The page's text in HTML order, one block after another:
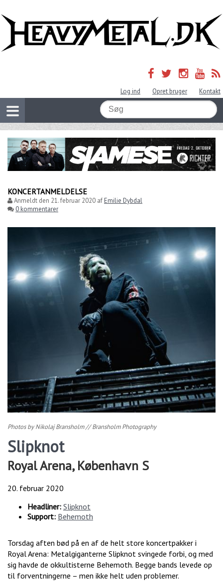
Log ind Opret bruger Kontakt
KONCERTANMELDELSE
Anmeldt den 21. februar 2020 afEmilie Dybdal
0 kommentarer
Photos by Nikolaj Bransholm // Bransholm Photography
Slipknot
Royal Arena, København S
20. februar 2020
Headliner: Slipknot
Support: Behemoth
Torsdag aften bød på en af de helt store koncertpakker i
Royal Arena: Metalgiganterne Slipknot svingede forbi, og med
sig havde de okkultisterne Behemoth. Begge bands levede op
til forventningerne – men ikke helt uden problemer.